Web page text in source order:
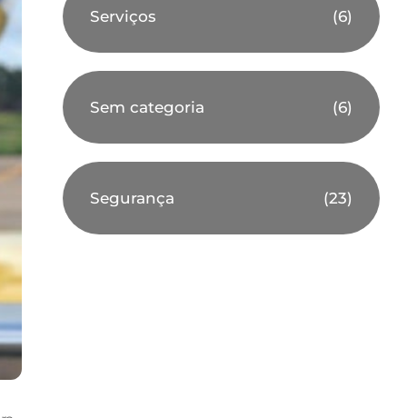
Serviços (6)
Sem categoria (6)
Segurança (23)